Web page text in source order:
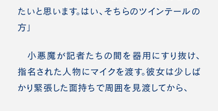
たいと思います。はい、そちらのツインテールの
方」
小悪魔が記者たちの間を器用にすり抜け、
指名された人物にマイクを渡す。彼女は少しば
かり緊張した面持ちで周囲を見渡してから、